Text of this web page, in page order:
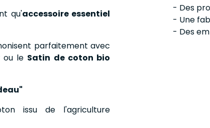
qu'accessoire essentiel
parfaitement avec
ou le Satin de coton bio
issu de l'agriculture
- Des
- Une
- Des